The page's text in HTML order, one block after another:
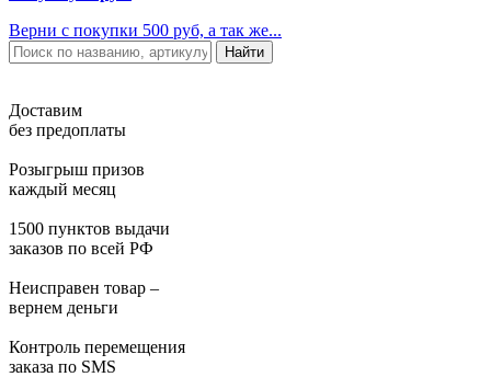
Верни с покупки 500 руб, а так же...
Доставим
без предоплаты
Розыгрыш призов
каждый месяц
1500 пунктов выдачи
заказов по всей РФ
Неисправен товар –
вернем деньги
Контроль перемещения
заказа по SMS